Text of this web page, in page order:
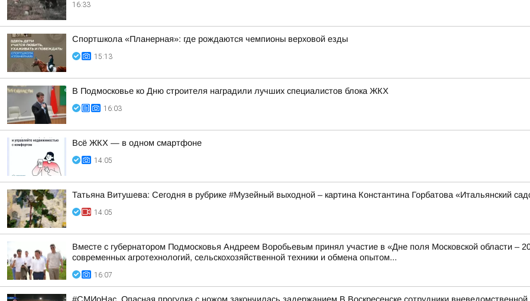
16:33
Спортшкола «Планерная»: где рождаются чемпионы верховой езды
15:13
В Подмосковье ко Дню строителя наградили лучших специалистов блока ЖКХ
16:03
Всё ЖКХ — в одном смартфоне
14:05
Татьяна Витушева: Сегодня в рубрике #Музейный выходной – картина Константина Горбатова «Итальянский
14:05
Вместе с губернатором Подмосковья Андреем Воробьевым принял участие в «Дне поля Московской области –
современных агротехнологий, сельскохозяйственной техники и обмена опытом...
16:07